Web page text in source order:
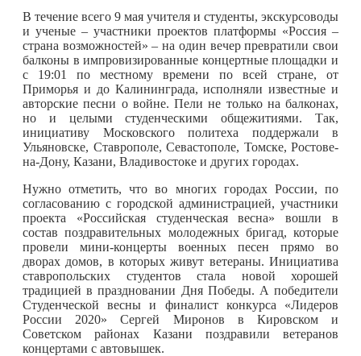
В течение всего 9 мая учителя и студенты, экскурсоводы
и ученые – участники проектов платформы «Россия –
страна возможностей» – на один вечер превратили свои
балконы в импровизированные концертные площадки и
с 19:01 по местному времени по всей стране, от
Приморья и до Калининграда, исполняли известные и
авторские песни о войне. Пели не только на балконах,
но и целыми студенческими общежитиями. Так,
инициативу Московского политеха поддержали в
Ульяновске, Ставрополе, Севастополе, Томске, Ростове-
на-Дону, Казани, Владивостоке и других городах.
Нужно отметить, что во многих городах России, по
согласованию с городской администрацией, участники
проекта «Российская студенческая весна» вошли в
состав поздравительных молодежных бригад, которые
провели мини-концерты военных песен прямо во
дворах домов, в которых живут ветераны. Инициатива
ставропольских студентов стала новой хорошей
традицией в праздновании Дня Победы. А победители
Студенческой весны и финалист конкурса «Лидеров
России 2020» Сергей Миронов в Кировском и
Советском районах Казани поздравили ветеранов
концертами с автовышек.